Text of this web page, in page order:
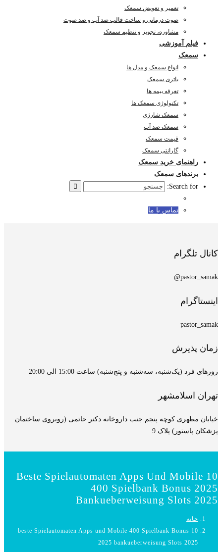
تعمیر و تعویض سمعک
صوت درمانی و ساخت قالب ضد آب و ضد صوت
مشاوره، تجویز و تنظیم سمعک
فیلم آموزشی
سمعک
انواع سمعک و مدل ها
باتری سمعک
تعرفه بیمه ها
تکنولوژی سمعک ها
سمعک شارژی
سمعک ضد آب
قیمت سمعک
گارانتی سمعک
راهنمای خرید سمعک
برندهای سمعک
Search for:
تماس با ما
کانال تلگرام
pastor_samak@
اینستاگرام
pastor_samak
زمان پذیرش
روزهای فرد (یک‌شنبه، سه‌شنبه و پنج‌شنبه) ساعت 15:00 الی 20:00
تهران اسلامشهر
خیابان مطهری کوچه پنجم جنب داروخانه دکتر حاتمی (روبروی ساختمان
پزشکان پاستور) پلاک 9
10 Beste Spielautomaten Apps Und Mobile
400 Spielbank Bonus 2025
Bankueberweisung Slots 2025
خانه
10 beste Spielautomaten Apps und Mobile 400 Spielbank Bonus
2025 bankueberweisung Slots 2025